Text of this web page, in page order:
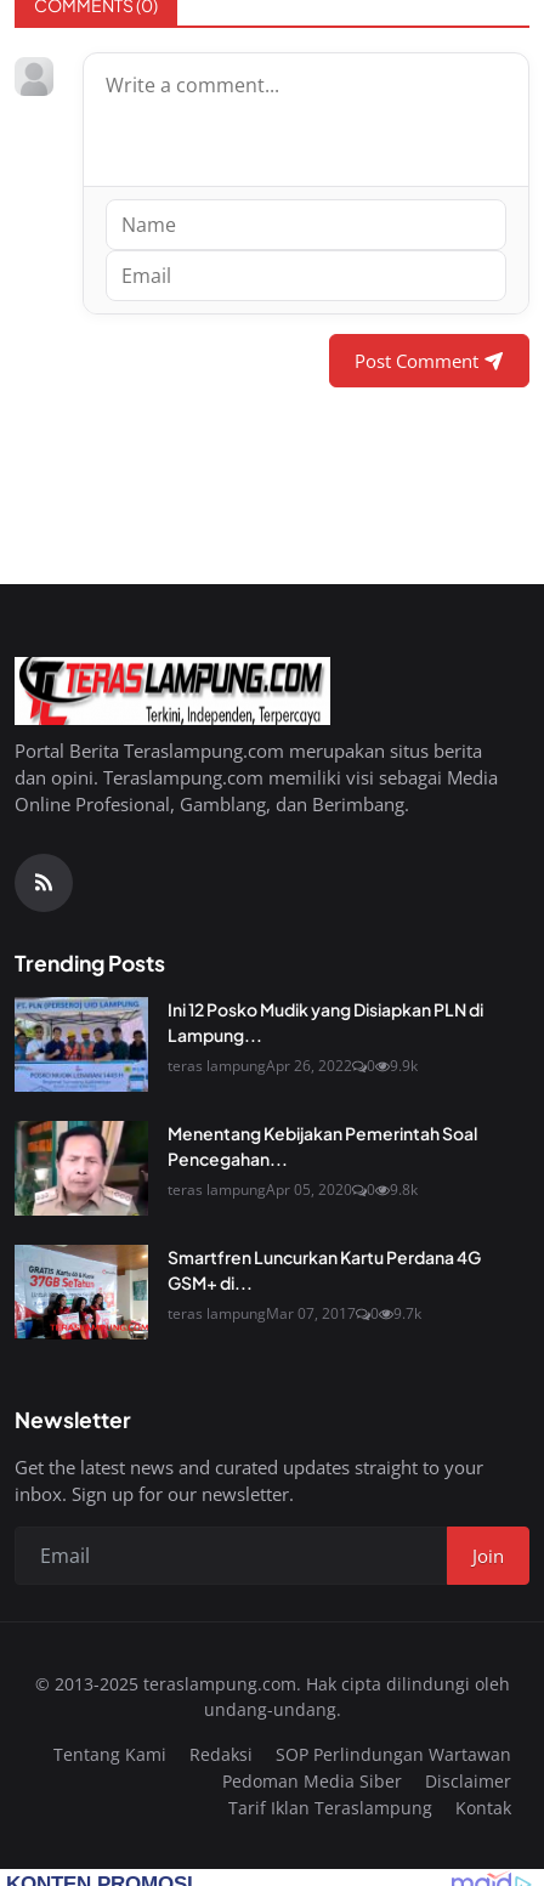
COMMENTS (0)
Post Comment
Portal Berita Teraslampung.com merupakan situs berita
dan opini. Teraslampung.com memiliki visi sebagai Media
Online Profesional, Gamblang, dan Berimbang.
Trending Posts
Ini 12 Posko Mudik yang Disiapkan PLN di
Lampung...
teras lampungApr 26, 2022 0 9.9k
Menentang Kebijakan Pemerintah Soal
Pencegahan...
teras lampungApr 05, 2020 0 9.8k
Smartfren Luncurkan Kartu Perdana 4G
GSM+ di...
teras lampungMar 07, 2017 0 9.7k
Newsletter
Get the latest news and curated updates straight to your
inbox. Sign up for our newsletter.
Join
© 2013-2025 teraslampung.com. Hak cipta dilindungi oleh
undang-undang.
Tentang Kami
Redaksi
SOP Perlindungan Wartawan
Pedoman Media Siber
Disclaimer
Tarif Iklan Teraslampung
Kontak